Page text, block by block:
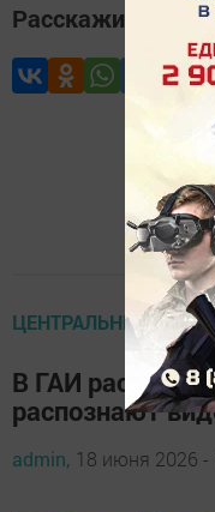
Расскажите
ЦЕНТРАЛЬНЫЕ
В ГАИ
распознают
admin, 18 июня 2026 -